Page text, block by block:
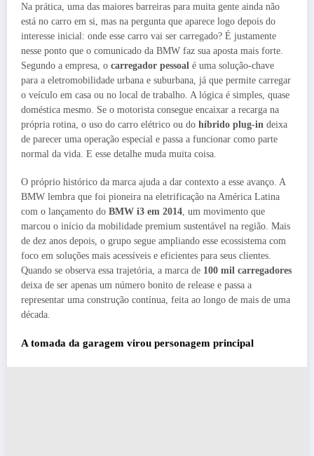
Na prática, uma das maiores barreiras para muita gente ainda não
está no carro em si, mas na pergunta que aparece logo depois do
interesse inicial: onde esse carro vai ser carregado? É justamente
nesse ponto que o comunicado da BMW faz sua aposta mais forte.
Segundo a empresa, o carregador pessoal é uma solução-chave
para a eletromobilidade urbana e suburbana, já que permite carregar
o veículo em casa ou no local de trabalho. A lógica é simples, quase
doméstica mesmo. Se o motorista consegue encaixar a recarga na
própria rotina, o uso do carro elétrico ou do híbrido plug-in deixa
de parecer uma operação especial e passa a funcionar como parte
normal da vida. E esse detalhe muda muita coisa.
O próprio histórico da marca ajuda a dar contexto a esse avanço. A
BMW lembra que foi pioneira na eletrificação na América Latina
com o lançamento do BMW i3 em 2014, um movimento que
marcou o início da mobilidade premium sustentável na região. Mais
de dez anos depois, o grupo segue ampliando esse ecossistema com
foco em soluções mais acessíveis e eficientes para seus clientes.
Quando se observa essa trajetória, a marca de 100 mil carregadores
deixa de ser apenas um número bonito de release e passa a
representar uma construção contínua, feita ao longo de mais de uma
década.
A tomada da garagem virou personagem principal